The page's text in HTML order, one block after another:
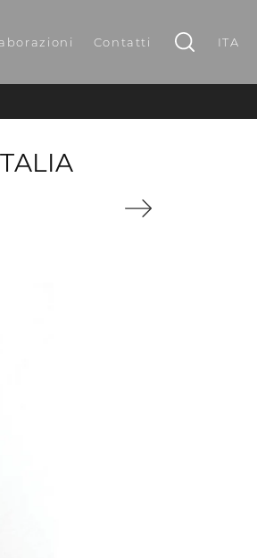
Contatti ITA